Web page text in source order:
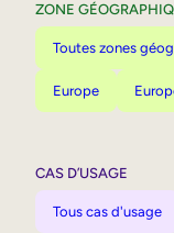
ZONE
Toutes zones
Europe
CAS D’USAGE
Tous cas d'usage